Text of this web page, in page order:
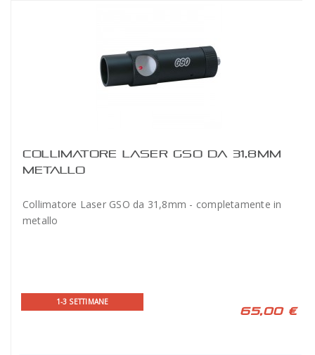
COLLIMATORE LASER GSO DA 31,8MM
METALLO
Collimatore Laser GSO da 31,8mm - completamente in
metallo
1-3 SETTIMANE
65,00 €